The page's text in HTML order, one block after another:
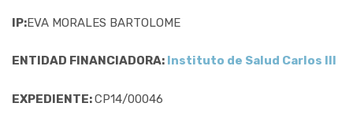
IP:EVA MORALES BARTOLOME
ENTIDAD FINANCIADORA: Instituto de Salud Carlos III
EXPEDIENTE:CP14/00046